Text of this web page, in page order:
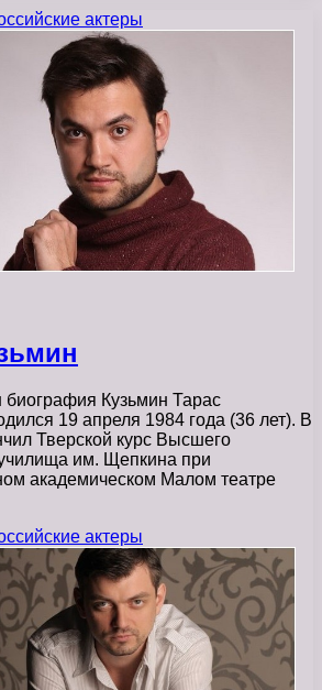
актеры
биография Кузьмин Тарас
19 апреля 1984 года (36 лет). В
Тверской курс Высшего
им. Щепкина при
академическом Малом театре
актеры